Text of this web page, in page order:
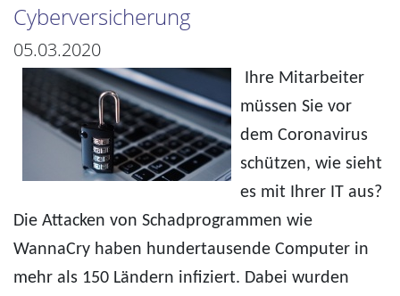
Cyberversicherung
05.03.2020
Ihre Mitarbeiter
müssen Sie vor
dem Coronavirus
schützen, wie sieht
es mit Ihrer IT aus?
Die Attacken von Schadprogrammen wie
WannaCry haben hundertausende Computer in
mehr als 150 Ländern infiziert. Dabei wurden